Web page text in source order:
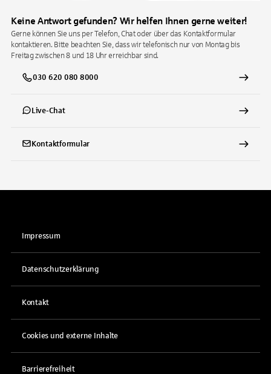
Keine Antwort gefunden? Wir helfen Ihnen gerne weiter!
Gerne können Sie uns per Telefon, Chat oder über das Kontaktformular
kontaktieren. Bitte beachten Sie, dass wir telefonisch nur von Montag bis
Freitag zwischen 8 und 18 Uhr erreichbar sind.
030 620 080 8000
Live-Chat
Kontaktformular
Impressum
Datenschutzerklärung
Kontakt
Cookies und externe Inhalte
Barrierefreiheit